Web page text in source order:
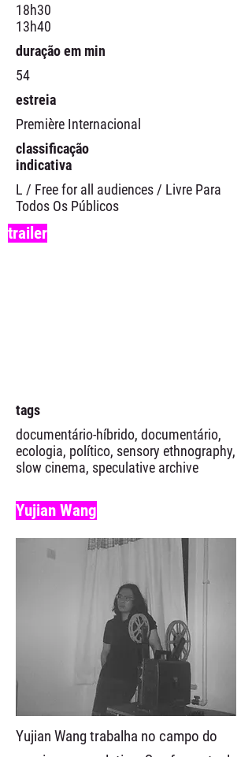
18h30
13h40
duração em min
54
estreia
Première Internacional
classificação
indicativa
L / Free for all audiences / Livre Para
Todos Os Públicos
trailer
tags
documentário-híbrido, documentário,
ecologia, político, sensory ethnography,
slow cinema, speculative archive
Yujian Wang
Yujian Wang trabalha no campo do